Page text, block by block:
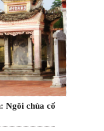
Ngôi chùa cổ